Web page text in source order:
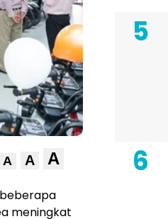
A A A
beberapa
meningkat